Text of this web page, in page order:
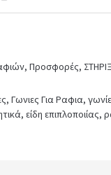
, Προσφορές,
, Γωνιες Για Ραφια,
, είδη επιπλοποιίας,